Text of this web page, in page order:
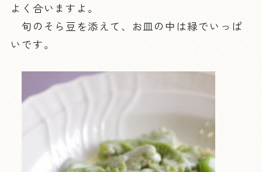
よく合いますよ。
旬のそら豆を添えて、お皿の中は緑でいっぱ
いです。